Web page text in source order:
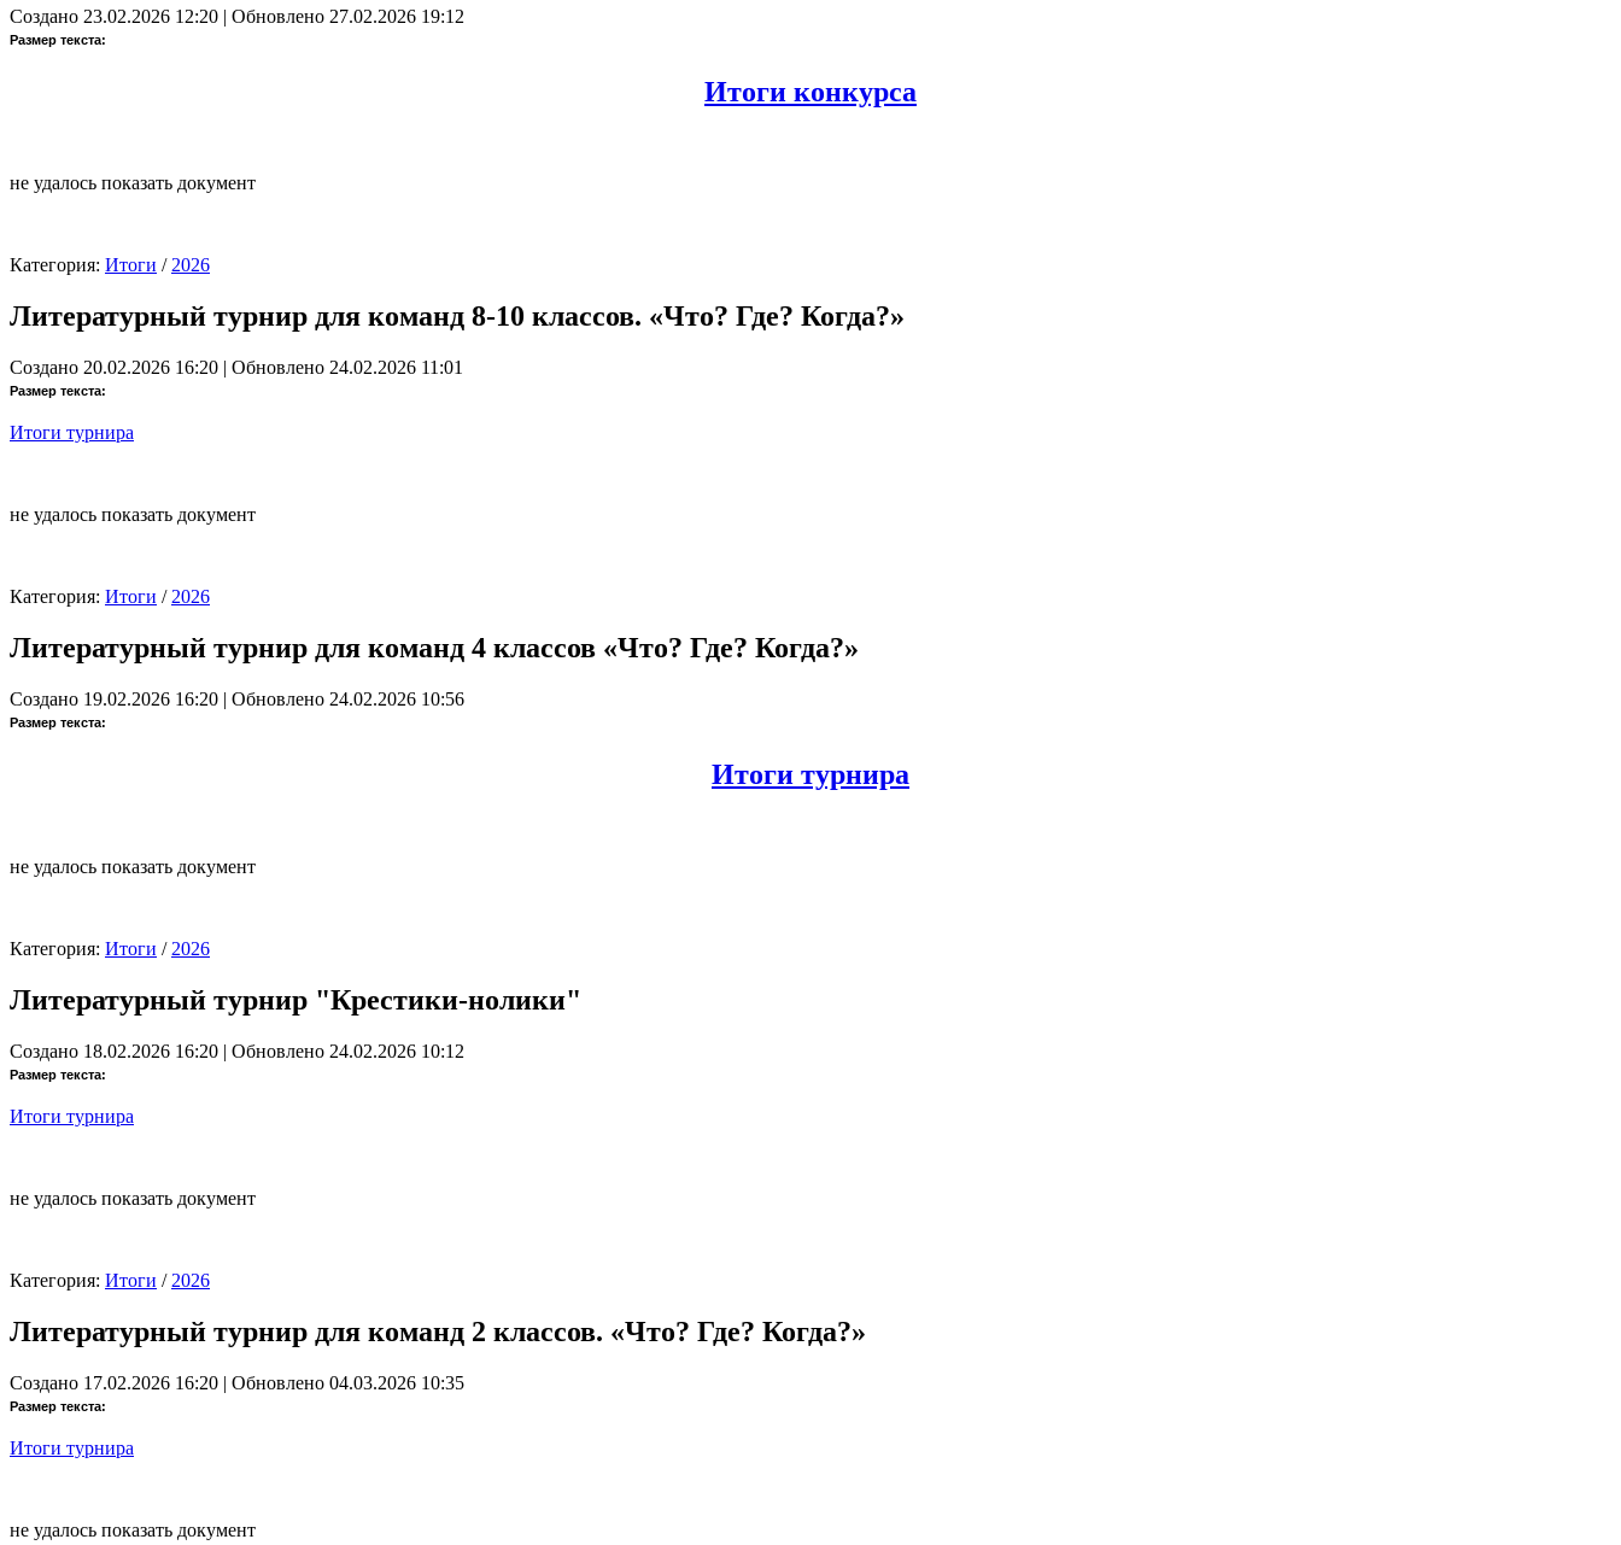
Создано 23.02.2026 12:20 | Обновлено 27.02.2026 19:12
Размер текста:
Итоги конкурса
не удалось показать документ
Категория: Итоги /2026
Литературный турнир для команд 8-10 классов. «Что? Где? Когда?»
Создано 20.02.2026 16:20 | Обновлено 24.02.2026 11:01
Размер текста:
Итоги турнира
не удалось показать документ
Категория: Итоги / 2026
Литературный турнир для команд 4 классов «Что? Где? Когда?»
Создано 19.02.2026 16:20 | Обновлено 24.02.2026 10:56
Размер текста:
Итоги турнира
не удалось показать документ
Категория: Итоги / 2026
Литературный турнир "Крестики-нолики"
Создано 18.02.2026 16:20 | Обновлено 24.02.2026 10:12
Размер текста:
Итоги турнира
не удалось показать документ
Категория: Итоги / 2026
Литературный турнир для команд 2 классов. «Что? Где? Когда?»
Создано 17.02.2026 16:20 | Обновлено 04.03.2026 10:35
Размер текста:
Итоги турнира
не удалось показать документ